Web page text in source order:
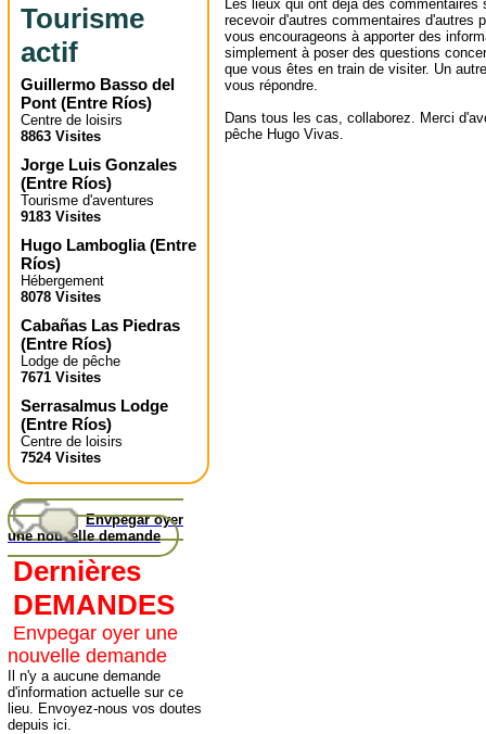
Tourisme
actif
Guillermo Basso del
Pont (Entre Ríos)
Centre de loisirs
8863 Visites
Jorge Luis Gonzales
(Entre Ríos)
Tourisme d'aventures
9183 Visites
Hugo Lamboglia(Entre
Ríos)
Hébergement
8078 Visites
Cabañas Las Piedras
(Entre Ríos)
Lodge de pêche
7671 Visites
Serrasalmus Lodge
(Entre Ríos)
Centre de loisirs
7524 Visites
Envpegar oyer
une nouvelle demande
Dernières
DEMANDES
Envpegar oyer une
nouvelle demande
Il n'y a aucune demande
d'information actuelle sur ce
lieu. Envoyez-nous vos doutes
depuis ici.
Les lieux qui ont déjà des commentaires
recevoir d'autres commentaires d'autres
vous encourageons à apporter des
simplement à poser des questions
que vous êtes en train de visiter. Un
vous répondre.
Dans tous les cas, collaborez. Merci
pêche Hugo Vivas.